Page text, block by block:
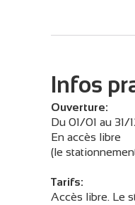
Infos
Ouverture:
Du 01/01 au 31/
En accès libre
(le
Tarifs:
Accès libre. Le